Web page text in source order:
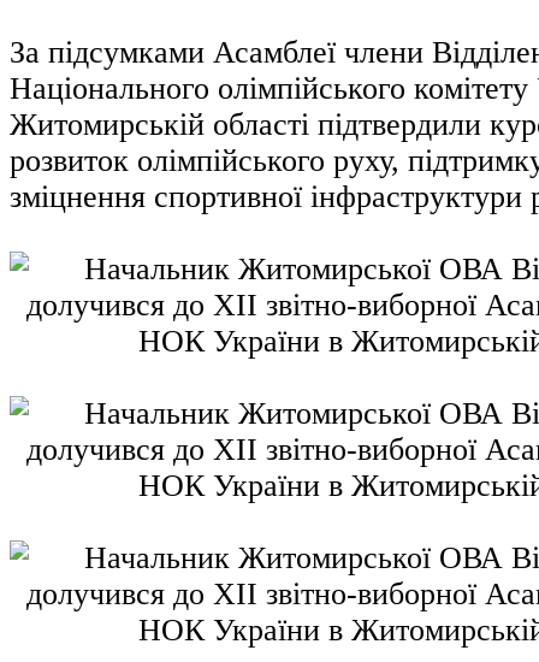
За підсумками Асамблеї члени
Національного олімпійського
Житомирській області підтвердили
розвиток олімпійського руху,
зміцнення спортивної інфраструктури